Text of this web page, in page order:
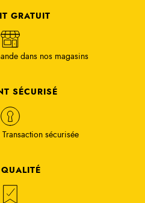
GRATUIT
dans nos magasins
SÉCURISÉ
sécurisée